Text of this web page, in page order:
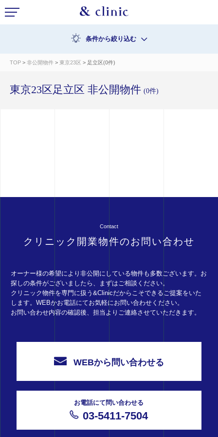
条件から絞り込む
TOP > 非公開物件 > 東京23区 > 足立区(0件)
東京23区足立区 非公開物件 (0件)
Contact
クリニック開業物件のお問い合わせ
オーナー様の希望により非公開にしている物件も多数ございます。お
探しの条件がございましたら、まずはご相談ください。
クリニック物件を専門に扱う&Clinicだからこそできるご提案をいた
します。WEBかお電話にてお気軽にお問い合わせください。
お問い合わせ内容の確認後、担当よりご連絡させていただきます。
WEBから問い合わせる
お電話にて問い合わせる
03-5411-7504